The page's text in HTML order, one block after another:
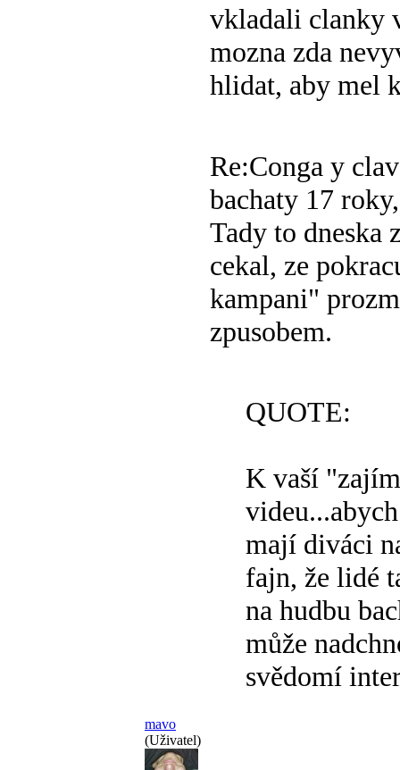
vkladali clanky
mozna zda
hlidat, aby mel
mavo
(Uživatel)
Re:Conga y
bachaty 17
Tady to dneska
cekal, ze
kampani"
zpusobem.
QUOTE:
K vaší
mají diváci
fajn, že lidé
na hudbu
může
svědomí